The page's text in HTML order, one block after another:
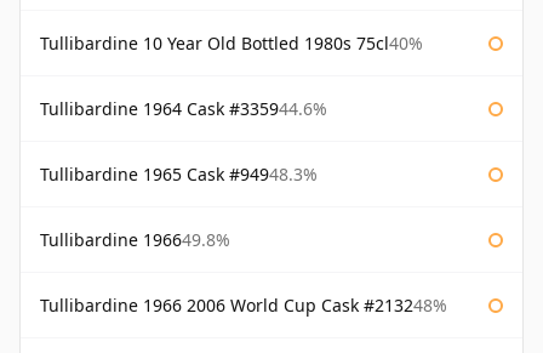
Tullibardine 10 Year Old Bottled 1980s 75cl40%
Tullibardine 1964 Cask #335944.6%
Tullibardine 1965 Cask #94948.3%
Tullibardine 196649.8%
Tullibardine 1966 2006 World Cup Cask #213248%